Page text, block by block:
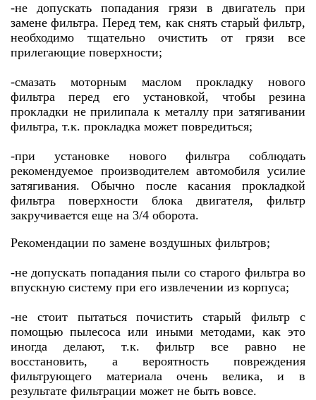
-не допускать попадания грязи в двигатель при
замене фильтра. Перед тем, как снять старый фильтр,
необходимо тщательно очистить от грязи все
прилегающие поверхности;
-смазать моторным маслом прокладку нового
фильтра перед его установкой, чтобы резина
прокладки не прилипала к металлу при затягивании
фильтра, т.к. прокладка может повредиться;
-при установке нового фильтра соблюдать
рекомендуемое производителем автомобиля усилие
затягивания. Обычно после касания прокладкой
фильтра поверхности блока двигателя, фильтр
закручивается еще на 3/4 оборота.
Рекомендации по замене воздушных фильтров;
-не допускать попадания пыли со старого фильтра во
впускную систему при его извлечении из корпуса;
-не стоит пытаться почистить старый фильтр с
помощью пылесоса или иными методами, как это
иногда делают, т.к. фильтр все равно не
восстановить, а вероятность повреждения
фильтрующего материала очень велика, и в
результате фильтрации может не быть вовсе.